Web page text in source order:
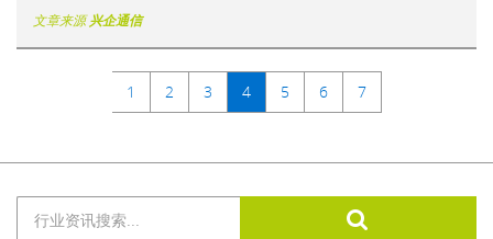
文章来源 兴企通信
1 2 3 4 5 6 7
Search
for: